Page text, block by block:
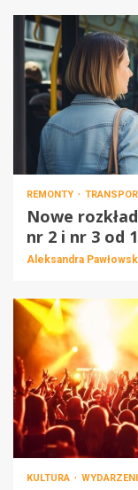
REMONTY
Nowe
nr 2 i nr 3 od
Aleksandra
KULTURA